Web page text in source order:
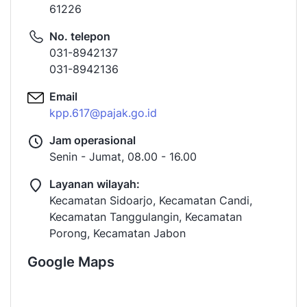
61226
No. telepon
031-8942137
031-8942136
Email
kpp.617@pajak.go.id
Jam operasional
Senin - Jumat, 08.00 - 16.00
Layanan wilayah:
Kecamatan Sidoarjo, Kecamatan Candi,
Kecamatan Tanggulangin, Kecamatan
Porong, Kecamatan Jabon
Google Maps